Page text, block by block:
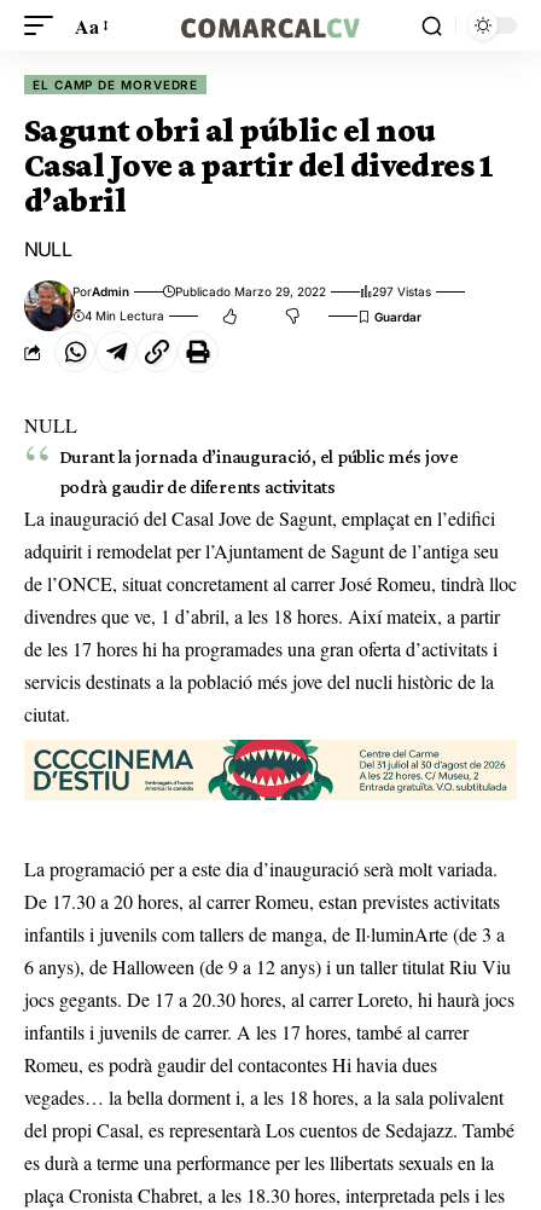
Aa
EL CAMP DE MORVEDRE
Sagunt obri al públic el nou
Casal Jove a partir del divedres 1
d’abril
NULL
PorAdmin Publicado Marzo 29, 2022
297 Vistas
4 Min Lectura
NULL
Durant la jornada d’inauguració, el públic més jove
podrà gaudir de diferents activitats
La inauguració del Casal Jove de Sagunt, emplaçat en l’edifici
adquirit i remodelat per l’Ajuntament de Sagunt de l’antiga seu
de l’ONCE, situat concretament al carrer José Romeu, tindrà lloc
divendres que ve, 1 d’abril, a les 18 hores. Així mateix, a partir
de les 17 hores hi ha programades una gran oferta d’activitats i
servicis destinats a la població més jove del nucli històric de la
ciutat.
La programació per a este dia d’inauguració serà molt variada.
De 17.30 a 20 hores, al carrer Romeu, estan previstes activitats
infantils i juvenils com tallers de manga, de Il·luminArte (de 3 a
6 anys), de Halloween (de 9 a 12 anys) i un taller titulat Riu Viu
jocs gegants. De 17 a 20.30 hores, al carrer Loreto, hi haurà jocs
infantils i juvenils de carrer. A les 17 hores, també al carrer
Romeu, es podrà gaudir del contacontes Hi havia dues
vegades… la bella dorment i, a les 18 hores, a la sala polivalent
del propi Casal, es representarà Los cuentos de Sedajazz. També
es durà a terme una performance per les llibertats sexuals en la
plaça Cronista Chabret, a les 18.30 hores, interpretada pels i les